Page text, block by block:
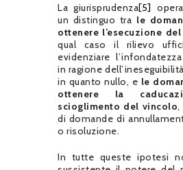
La giurisprudenza[5]
un distinguo tra le
ottenere l’esecuzione
qual caso il rilievo
evidenziare
in ragione
in quanto nullo, e le
ottenere la
scioglimento del vincolo,
di domande di
o risoluzione.
In tutte queste ipotesi